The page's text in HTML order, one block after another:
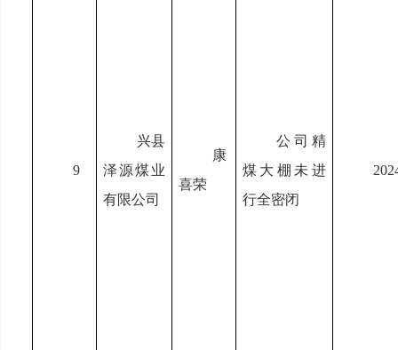
9
兴县
泽源煤业
有限公司
康
喜荣
公司精
煤大棚未进
行全密闭